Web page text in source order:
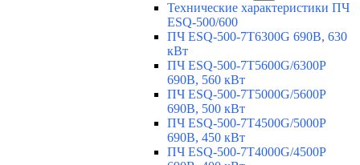
Технические характеристики ПЧ
ESQ-500/600
ПЧ ESQ-500-7T6300G 690В, 630
кВт
ПЧ ESQ-500-7T5600G/6300P
690В, 560 кВт
ПЧ ESQ-500-7T5000G/5600P
690В, 500 кВт
ПЧ ESQ-500-7T4500G/5000P
690В, 450 кВт
ПЧ ESQ-500-7T4000G/4500P